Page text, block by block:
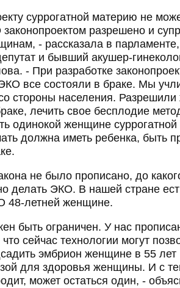
суррогатной материю не
разрешено и
- рассказала в
и бывший акушер-
- При разработке
все состояли в браке. Мы
стороны населения.
лечить свое бесплодие
одинокой женщине
должна иметь ребенка, быть
не было прописано, до
делать ЭКО. В нашей стране
48-летней женщине.
быть ограничен. У нас
что сейчас технологии могут
эмбрион женщине в 55
для здоровья женщины. И с
может остаться один, -